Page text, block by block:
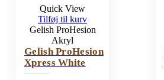
Quick View
Tilføj til kurv
Gelish ProHesion
Akryl
Gelish ProHesion
Xpress White